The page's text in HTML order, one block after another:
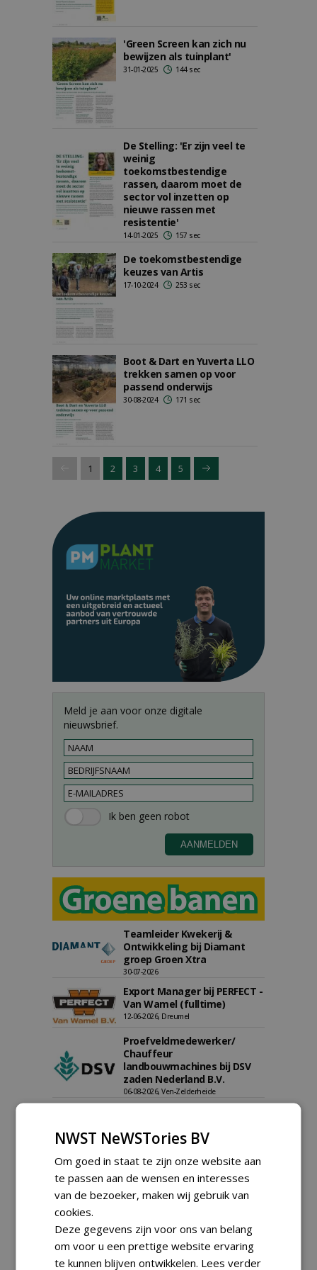
'Green Screen kan zich nu
bewijzen als tuinplant'
31-01-2025 144 sec
De Stelling: 'Er zijn veel te
weinig
toekomstbestendige
rassen, daarom moet de
sector vol inzetten op
nieuwe rassen met
resistentie'
14-01-2025 157 sec
De toekomstbestendige
keuzes van Artis
17-10-2024 253 sec
Boot & Dart en Yuverta LLO
trekken samen op voor
passend onderwijs
30-08-2024 171 sec
1 2 3 4 5
Meld je aan voor onze digitale
nieuwsbrief.
Teamleider Kwekerij &
Ontwikkeling bij Diamant
groep Groen Xtra
30-07-2026
Export Manager bij PERFECT -
Van Wamel (fulltime)
12-06-2026, Dreumel
Proefveldmedewerker/
Chauffeur
landbouwmachines bij DSV
zaden Nederland B.V.
06-08-2026, Ven-Zelderheide
06-08-2026, Ven-Zelderheide
Allround
magazijnmedewerker
(fulltime) bij DSV zaden
Nederland B.V.
Groeiplaats specialist bij
Boomtotaalzorg32-40 uur
30-07-2026, Schalkwijk
NWST NeWSTories BV
Om goed in staat te zijn onze website aan
te passen aan de wensen en interesses
van de bezoeker, maken wij gebruik van
cookies.
Deze gegevens zijn voor ons van belang
om voor u een prettige website ervaring
te kunnen blijven ontwikkelen. Lees verder